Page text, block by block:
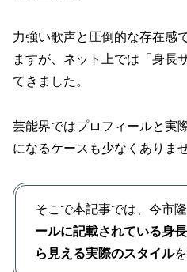
力強い歌声と圧倒的な存在感
ますが、ネット上では「身長
てきました。
芸能界ではプロフィールと実
になるケースも少なくありませ
そこで本記事では、今市
ールに記載されている身長
ら見える実際のスタイル